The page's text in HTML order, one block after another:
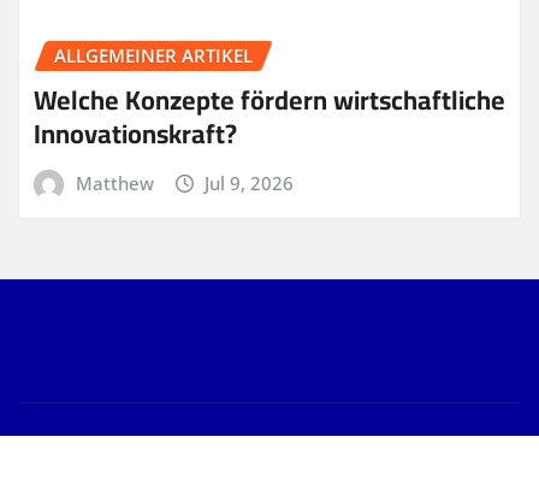
ALLGEMEINER ARTIKEL
Welche Konzepte fördern wirtschaftliche
Innovationskraft?
Matthew Jul 9, 2026